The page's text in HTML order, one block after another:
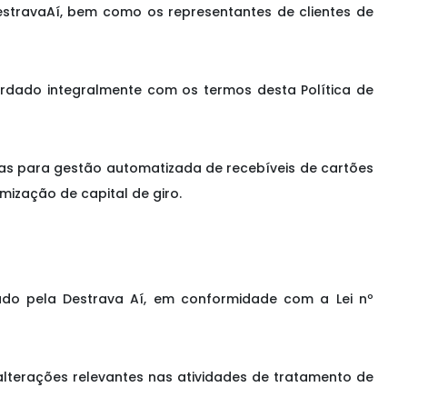
bem como os representantes de clientes de
integralmente com os termos desta Política de
para gestão automatizada de recebíveis de cartões
de capital de giro.
pela Destrava Aí, em conformidade com a Lei nº
relevantes nas atividades de tratamento de